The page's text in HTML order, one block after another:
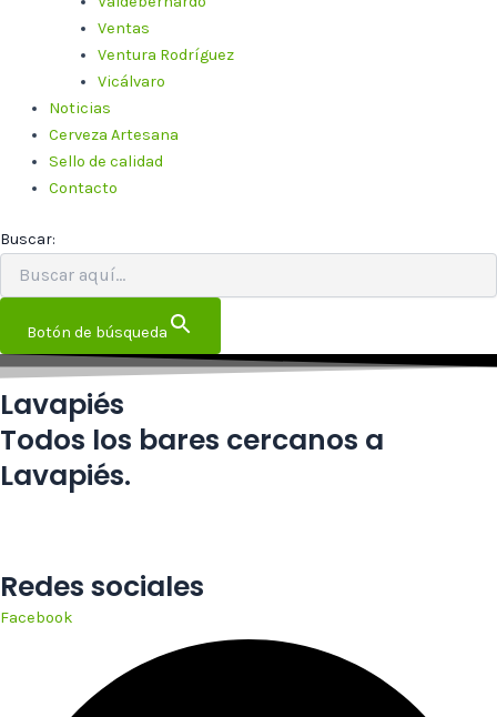
Ventas
Ventura Rodríguez
Vicálvaro
Noticias
Cerveza Artesana
Sello de calidad
Contacto
Buscar:
Botón de búsqueda
Lavapiés
Todos los bares cercanos a
Lavapiés.
Redes sociales
Facebook